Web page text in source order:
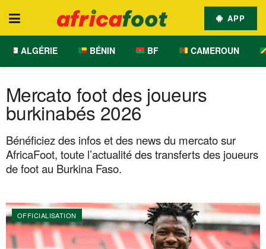
APP
ALGÉRIE BÉNIN BF CAMEROUN
Mercato foot des joueurs
burkinabés 2026
Bénéficiez des infos et des news du mercato sur
AfricaFoot, toute l’actualité des transferts des joueurs
de foot au Burkina Faso.
OFFICIALISATION